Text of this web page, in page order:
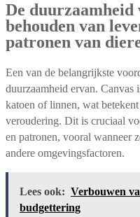
De duurzaamheid
behouden van
patronen van
Een van de belangrijkste
duurzaamheid ervan. Canvas
katoen of linnen, wat
veroudering. Dit is cruciaal
en patronen, vooral wanneer
andere omgevingsfactoren.
Lees ook: Verbouwen
budgettering